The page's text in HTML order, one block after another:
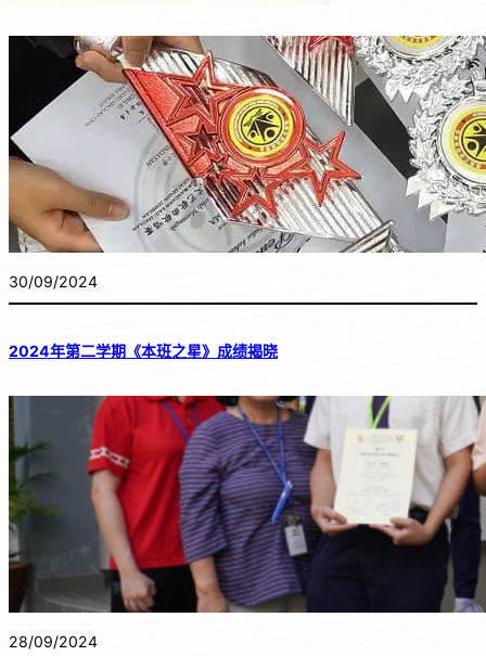
30/09/2024
2024年第二学期《本班之星》成绩揭晓
28/09/2024